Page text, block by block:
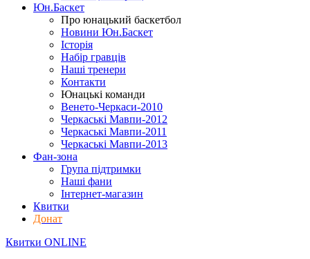
Юн.Баскет
Про юнацький баскетбол
Новини Юн.Баскет
Історія
Набір гравців
Наші тренери
Контакти
Юнацькі команди
Венето-Черкаси-2010
Черкаські Мавпи-2012
Черкаські Мавпи-2011
Черкаські Мавпи-2013
Фан-зона
Група підтримки
Наші фани
Інтернет-магазин
Квитки
Донат
Квитки ONLINE